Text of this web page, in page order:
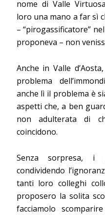
nome di Valle
loro una mano a far sì
– “pirogassificatore”
proponeva – non
Anche in Valle
problema
anche lì il problema è
aspetti che, a ben
non adulterata di
coincidono.
Senza sorpresa, i
condividendo
tanti loro colleghi
proposero la solita
facciamolo